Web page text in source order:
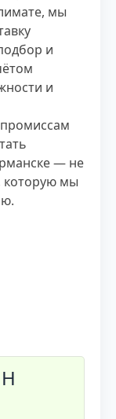
мы
и
и
— не
которую мы